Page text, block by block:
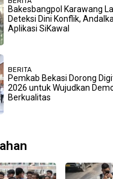
Bakesbangpol Karawang
Deteksi Dini Konflik,
Aplikasi SiKawal
BERITA
Pemkab Bekasi Dorong
2026 untuk Wujudkan
Berkualitas